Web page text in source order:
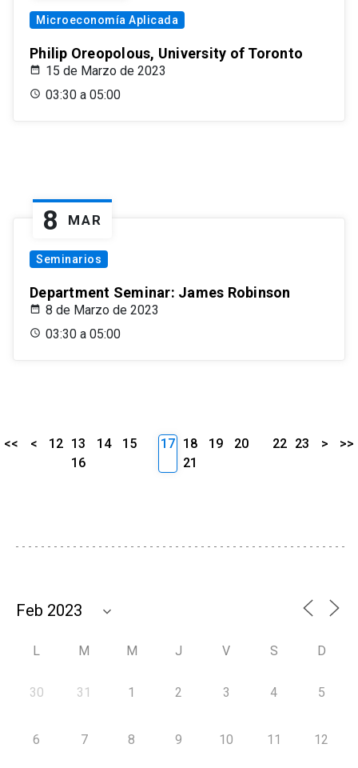
Microeconomía Aplicada
Philip Oreopolous, University of Toronto
15 de Marzo de 2023
03:30 a 05:00
8 MAR
Seminarios
Department Seminar: James Robinson
8 de Marzo de 2023
03:30 a 05:00
<< < 12 13 14
15
16
17 18 19
20
21
22 23 > >>
L M M J V S D
30 31 1 2 3 4 5
6 7 8 9 10 11 12